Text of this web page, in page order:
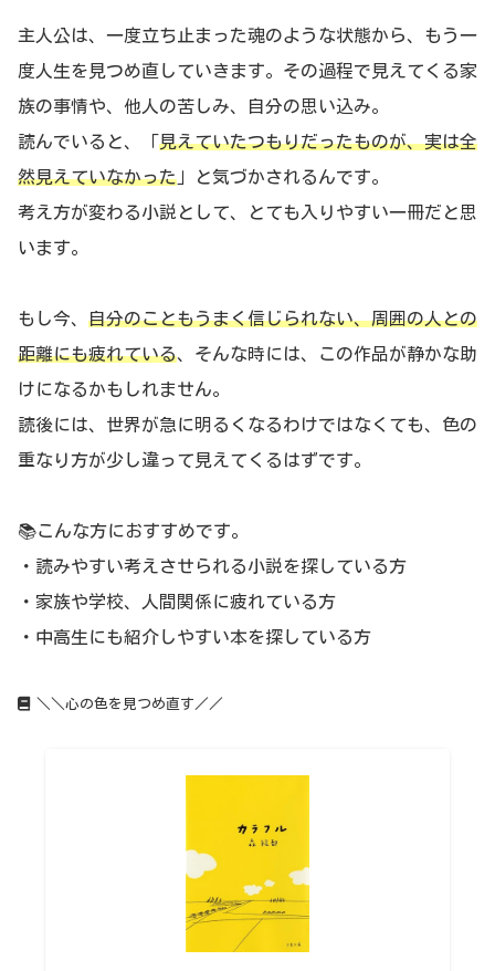
主人公は、一度立ち止まった魂のような状態から、もう一
度人生を見つめ直していきます。その過程で見えてくる家
族の事情や、他人の苦しみ、自分の思い込み。
読んでいると、「見えていたつもりだったものが、実は全
然見えていなかった 」と気づかされるんです。
考え方が変わる小説として、とても入りやすい一冊だと思
います。
もし今、 自分のこともうまく信じられない、周囲の人との
距離にも疲れている、そんな時には、この作品が静かな助
けになるかもしれません。
読後には、世界が急に明るくなるわけではなくても、色の
重なり方が少し違って見えてくるはずです。
📚こんな方におすすめです。
・読みやすい考えさせられる小説を探している方
・家族や学校、人間関係に疲れている方
・中高生にも紹介しやすい本を探している方
＼＼心の色を見つめ直す／／